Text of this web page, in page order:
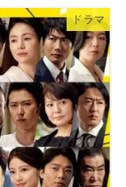
ドラマ